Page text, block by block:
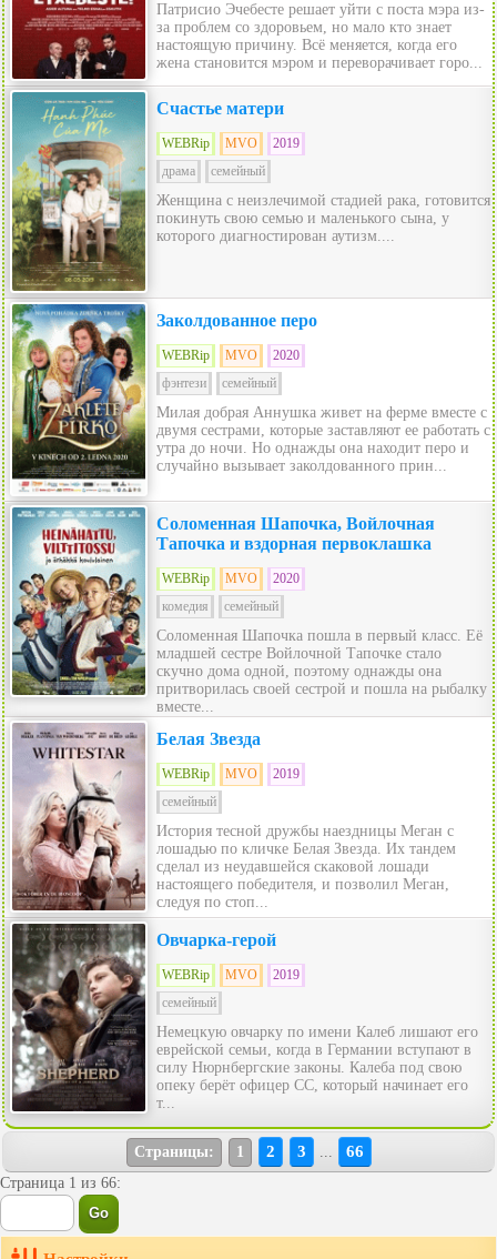
Патрисио Эчебесте решает уйти с поста мэра из-
за проблем со здоровьем, но мало кто знает
настоящую причину. Всё меняется, когда его
жена становится мэром и переворачивает горо...
Счастье матери
WEBRip MVO
2019
драма
семейный
Женщина с неизлечимой стадией рака, готовится
покинуть свою семью и маленького сына, у
которого диагностирован аутизм....
Заколдованное перо
WEBRip MVO
2020
фэнтези
семейный
Милая добрая Аннушка живет на ферме вместе с
двумя сестрами, которые заставляют ее работать с
утра до ночи. Но однажды она находит перо и
случайно вызывает заколдованного прин...
Соломенная Шапочка, Войлочная
Тапочка и вздорная первоклашка
WEBRip MVO
2020
комедия
семейный
Соломенная Шапочка пошла в первый класс. Её
младшей сестре Войлочной Тапочке стало
скучно дома одной, поэтому однажды она
притворилась своей сестрой и пошла на рыбалку
вместе...
Белая Звезда
WEBRip MVO
2019
семейный
История тесной дружбы наездницы Меган с
лошадью по кличке Белая Звезда. Их тандем
сделал из неудавшейся скаковой лошади
настоящего победителя, и позволил Меган,
следуя по стоп...
Овчарка-герой
WEBRip MVO
2019
семейный
Немецкую овчарку по имени Калеб лишают его
еврейской семьи, когда в Германии вступают в
силу Нюрнбергские законы. Калеба под свою
опеку берёт офицер СС, который начинает его
т...
Страницы: 1 2 3 66
Страница 1 из 66: